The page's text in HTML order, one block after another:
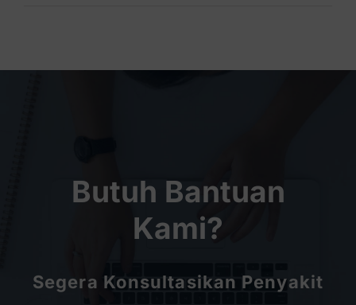
Butuh Bantuan
Kami?
Segera Konsultasikan Penyakit